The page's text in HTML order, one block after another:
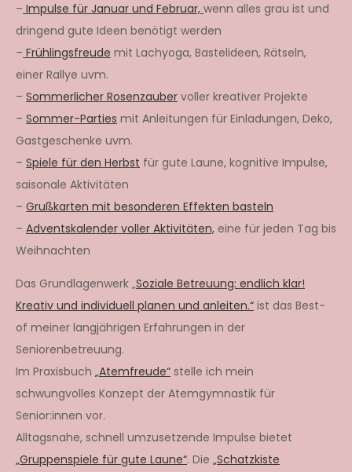
– Impulse für Januar und Februar, wenn alles grau ist und
dringend gute Ideen benötigt werden
– Frühlingsfreude mit Lachyoga, Bastelideen, Rätseln,
einer Rallye uvm.
– Sommerlicher Rosenzauber voller kreativer Projekte
– Sommer-Parties mit Anleitungen für Einladungen, Deko,
Gastgeschenke uvm.
– Spiele für den Herbst für gute Laune, kognitive Impulse,
saisonale Aktivitäten
– Grußkarten mit besonderen Effekten basteln
– Adventskalender voller Aktivitäten, eine für jeden Tag bis
Weihnachten
Das Grundlagenwerk „Soziale Betreuung: endlich klar!
Kreativ und individuell planen und anleiten.“ ist das Best-
of meiner langjährigen Erfahrungen in der
Seniorenbetreuung.
Im Praxisbuch „Atemfreude“ stelle ich mein
schwungvolles Konzept der Atemgymnastik für
Senior:innen vor.
Alltagsnahe, schnell umzusetzende Impulse bietet
„Gruppenspiele für gute Laune“. Die „Schatzkiste